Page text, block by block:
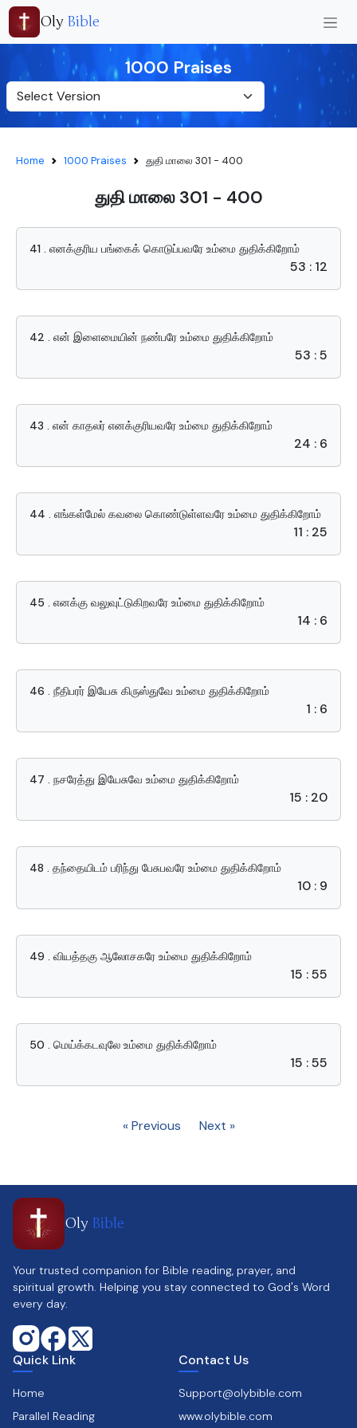
Oly Bible
1000 Praises
Home 1000 Praises துதி மாலை 301 - 400
துதி மாலை 301 - 400
41 . எனக்குரிய பங்கைக் கொடுப்பவரே உம்மை துதிக்கிறோம்
53 : 12
42 . என் இளைமையின் நண்பரே உம்மை துதிக்கிறோம்
53 : 5
43 . என் காதலர் எனக்குரியவரே உம்மை துதிக்கிறோம்
24 : 6
44 . எங்கள்மேல் கவலை கொண்டுள்ளவரே உம்மை துதிக்கிறோம்
11 : 25
45 . எனக்கு வலுவுட்டுகிறவரே உம்மை துதிக்கிறோம்
14 : 6
46 . நீதிபரர் இயேசு கிருஸ்துவே உம்மை துதிக்கிறோம்
1 : 6
47 . நசரேத்து இயேசுவே உம்மை துதிக்கிறோம்
15 : 20
48 . தந்தையிடம் பரிந்து பேசுபவரே உம்மை துதிக்கிறோம்
10 : 9
49 . வியத்தகு ஆலோசகரே உம்மை துதிக்கிறோம்
15 : 55
50 . மெய்க்கடவுலே உம்மை துதிக்கிறோம்
15 : 55
« Previous Next »
Oly Bible
Your trusted companion for Bible reading, prayer, and
spiritual growth. Helping you stay connected to God's Word
every day.
Quick Link
Home
Parallel Reading
Contact Us
Support@olybible.com
www.olybible.com